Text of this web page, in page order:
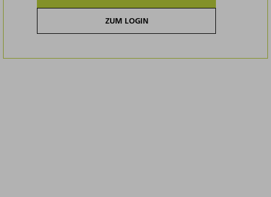
ZUM LOGIN